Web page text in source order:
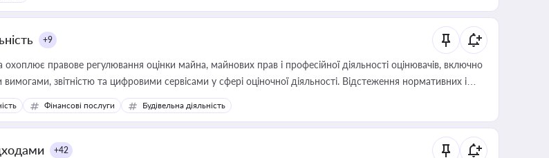
+9
охоплює правове регулювання оцінки майна, майнових прав і професійної діяльності оцінювачів, включно
вимогами, звітністю та цифровими сервісами у сфері оціночної діяльності. Відстеження нормативних і
сфері корисне для власника бізнесу, керівника, юриста або бухгалтера під час оподаткування,
державного майна, корпоративних угод і перевірки статусу суб'єктів оціночної діяльності
Фінансові послуги Будівельна діяльність
+42